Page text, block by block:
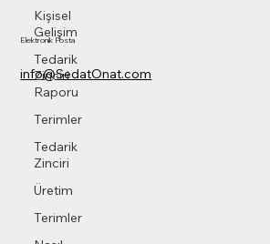
Kişisel
Gelişim
Tedarik
Zinciri
Raporu
Terimler
Tedarik
Zinciri
Üretim
Terimler
info@SedatOnat.com
Elektronik Posta